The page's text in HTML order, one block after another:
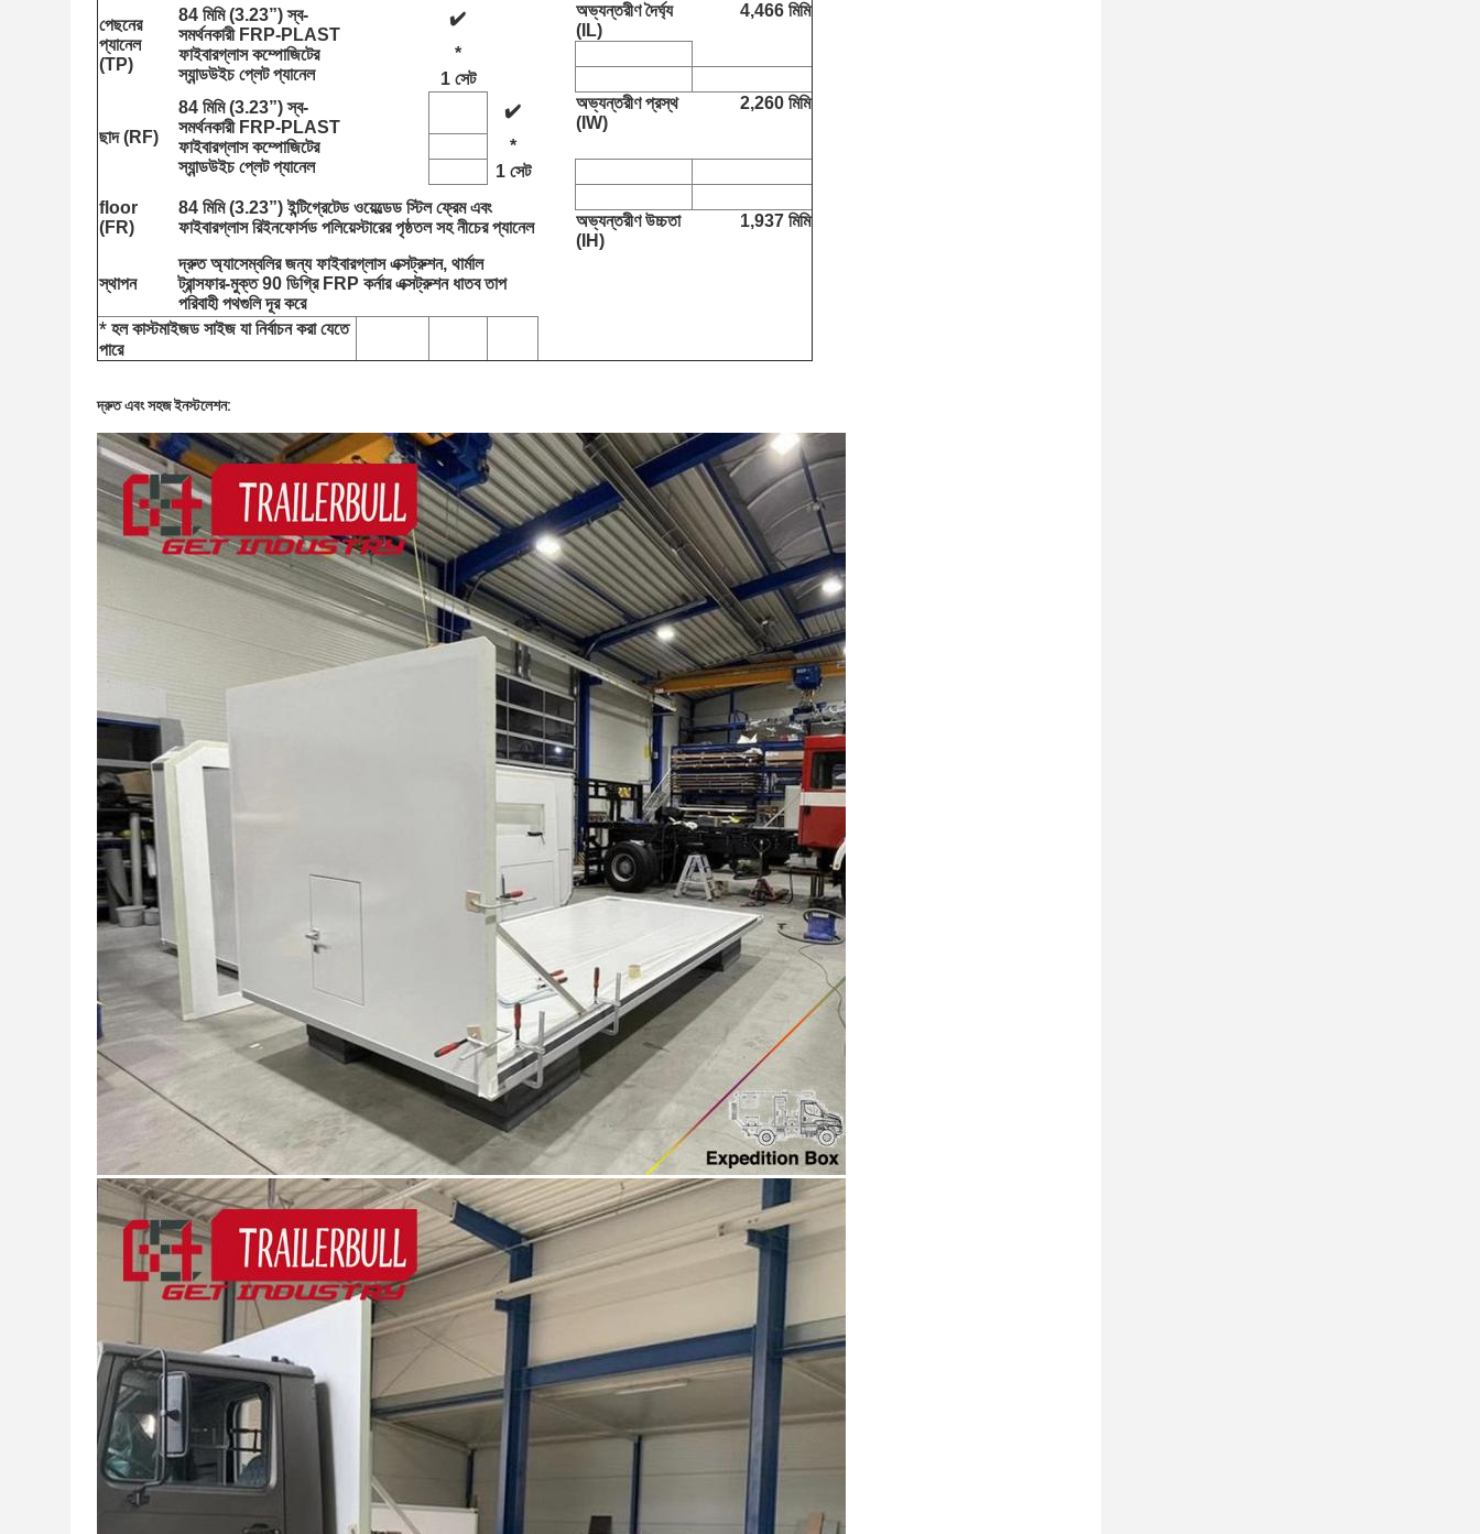
পেছনের
প্যানেল
(TP)
84 মিমি (3.23”) স্ব-
সমর্থনকারী FRP-PLAST
ফাইবারগ্লাস কম্পোজিটের
স্যান্ডউইচ প্লেট প্যানেল
✔️
অভ্যন্তরীণ দৈর্ঘ্য
(IL)
4,466 মিমি
*
1 সেট
ছাদ (RF)
84 মিমি (3.23”) স্ব-
সমর্থনকারী FRP-PLAST
ফাইবারগ্লাস কম্পোজিটের
স্যান্ডউইচ প্লেট প্যানেল
✔️
অভ্যন্তরীণ প্রস্থ
(IW)
2,260 মিমি
*
1 সেট
floor
(FR)
84 মিমি (3.23”) ইন্টিগ্রেটেড ওয়েল্ডেড স্টিল ফ্রেম এবং
ফাইবারগ্লাস রিইনফোর্সড পলিয়েস্টারের পৃষ্ঠতল সহ নীচের প্যানেল
অভ্যন্তরীণ উচ্চতা
(IH)
1,937 মিমি
স্থাপন
দ্রুত অ্যাসেম্বলির জন্য ফাইবারগ্লাস এক্সট্রুশন, থার্মাল
ট্রান্সফার-মুক্ত 90 ডিগ্রি FRP কর্নার এক্সট্রুশন ধাতব তাপ
পরিবাহী পথগুলি দূর করে
* হল কাস্টমাইজড সাইজ যা নির্বাচন করা যেতে
পারে
দ্রুত এবং সহজ ইনস্টলেশন: